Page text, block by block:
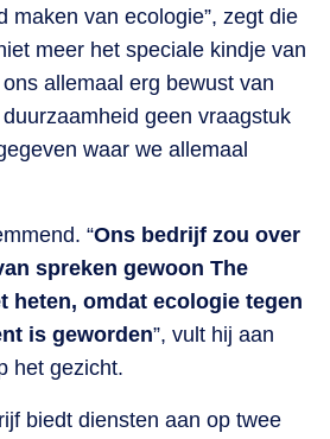
maken van ecologie”, zegt die
meer het speciale kindje van
allemaal erg bewust van
geen vraagstuk
waar we allemaal
“Ons bedrijf zou over
spreken gewoon The
heten, omdat ecologie tegen
is geworden”, vult hij aan
het gezicht.
biedt diensten aan op twee